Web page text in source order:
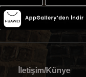
İletişim/Künye